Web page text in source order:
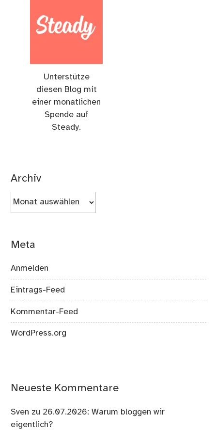
Unterstütze
diesen Blog mit
einer monatlichen
Spende auf
Steady.
Archiv
Archiv
Meta
Anmelden
Eintrags-Feed
Kommentar-Feed
WordPress.org
Neueste Kommentare
Sven zu 26.07.2026: Warum bloggen wir
eigentlich?